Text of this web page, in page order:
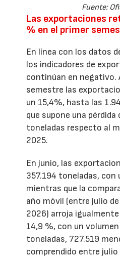
Fuente:
Las exportaciones
% en el primer
En línea con los datos
los indicadores de
continúan en negativo.
semestre las
un 15,4%, hasta las
que supone una pérdida
toneladas respecto al
2025.
En junio, las
357.194 toneladas, con
mientras que la
año móvil (entre julio
2026) arroja
14,9 %, con un
toneladas, 727.519
comprendido entre julio